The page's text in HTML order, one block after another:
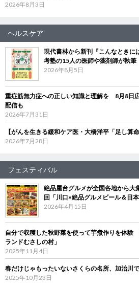
2026年8月3日
ヘルスケア
現代書林から新刊『こんなとき
考塾の15人の医師や薬剤師が執筆
2026年8月5日
重症筋無力症への正しい知識と理解を 8月8日
配信も
2026年7月31日
【がんを生きる緩和ケア医・大橋洋平「足し算
2026年7月28日
フェスティバル
絶品屋台グルメが全国各地から
回「川口×絶品グルメビール＆日
2026年4月15日
自分で収穫した秋野菜を使って芋煮作りを体
ランドむさしの村」
2025年11月4日
春だけじゃもったいないさくらの名所、加治川
2025年10月23日